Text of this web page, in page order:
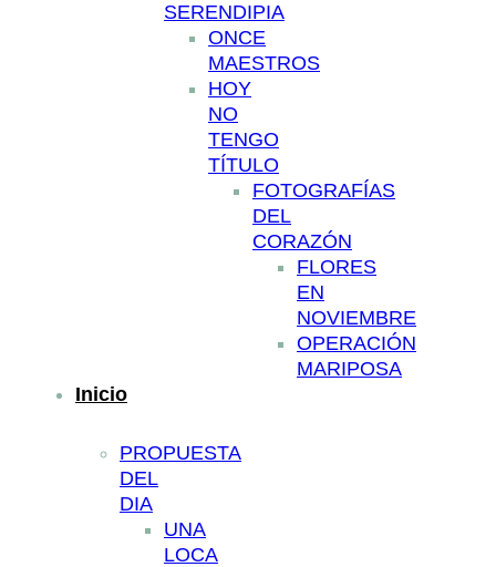
SERENDIPIA
ONCE
MAESTROS
HOY
NO
TENGO
TÍTULO
FOTOGRAFÍAS
DEL
CORAZÓN
FLORES
EN
NOVIEMBRE
OPERACIÓN
MARIPOSA
Inicio
PROPUESTA
DEL
DIA
UNA
LOCA